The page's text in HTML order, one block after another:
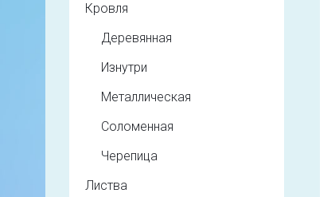
Кровля
Деревянная
Изнутри
Металлическая
Соломенная
Черепица
Листва